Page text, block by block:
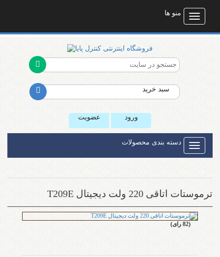
Toggle
منو ها
سبد خرید
عضویت ورود
Toggle
دسته بندی محصولات
ترموستات اتاقی 220 ولت دیجیتال T209E
(82 رای)